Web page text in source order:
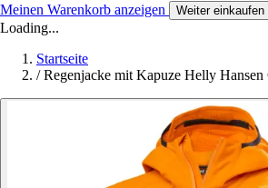
Meinen Warenkorb anzeigen Weiter einkaufen
Loading...
Startseite
/ Regenjacke mit Kapuze Helly